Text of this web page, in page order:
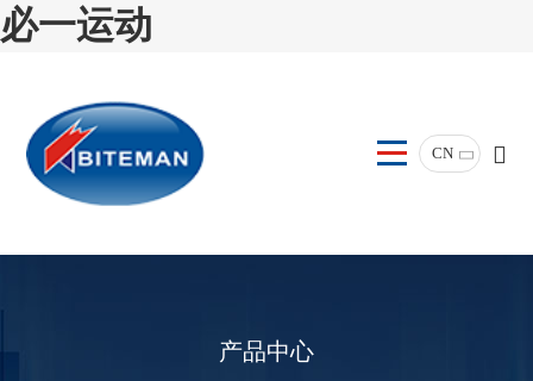
必一运动
CN
产品中心